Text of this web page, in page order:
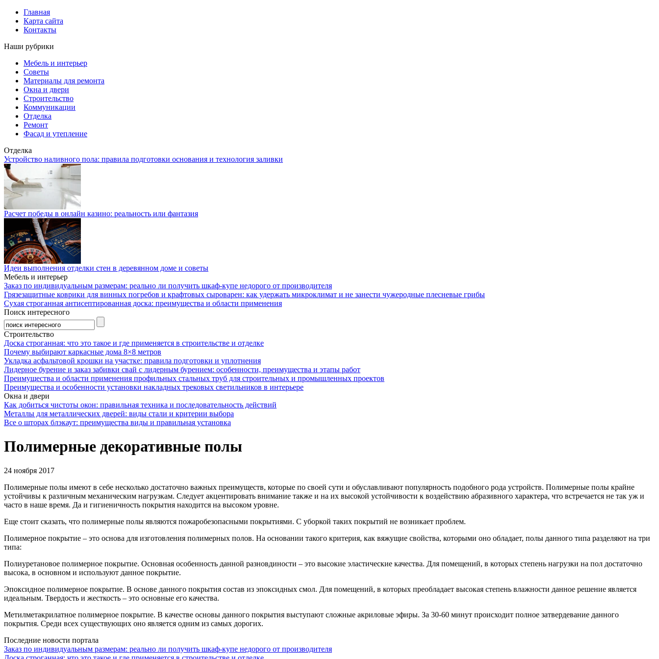
Главная
Карта сайта
Контакты
Наши рубрики
Мебель и интерьер
Советы
Материалы для ремонта
Окна и двери
Строительство
Коммуникации
Отделка
Ремонт
Фасад и утепление
Отделка
Устройство наливного пола: правила подготовки основания и технология заливки
Расчет победы в онлайн казино: реальность или фантазия
Идеи выполнения отделки стен в деревянном доме и советы
Мебель и интерьер
Заказ по индивидуальным размерам: реально ли получить шкаф-купе недорого от производителя
Грязезащитные коврики для винных погребов и крафтовых сыроварен: как удержать микроклимат и не занести чужеродные плесневые грибы
Сухая строганная антисептированная доска: преимущества и области применения
Поиск интересного
Строительство
Доска строганная: что это такое и где применяется в строительстве и отделке
Почему выбирают каркасные дома 8×8 метров
Укладка асфальтовой крошки на участке: правила подготовки и уплотнения
Лидерное бурение и заказ забивки свай с лидерным бурением: особенности, преимущества и этапы работ
Преимущества и области применения профильных стальных труб для строительных и промышленных проектов
Преимущества и особенности установки накладных трековых светильников в интерьере
Окна и двери
Как добиться чистоты окон: правильная техника и последовательность действий
Металлы для металлических дверей: виды стали и критерии выбора
Все о шторах блэкаут: преимущества виды и правильная установка
Полимерные декоративные полы
24 ноября 2017
Полимерные полы имеют в себе несколько достаточно важных преимуществ, которые по своей сути и обуславливают популярность подобного рода устройств. Полимерные полы крайне
устойчивы к различным механическим нагрузкам. Следует акцентировать внимание также и на их высокой устойчивости к воздействию абразивного характера, что встречается не так уж и
часто в наше время. Да и гигиеничность покрытия находится на высоком уровне.
Еще стоит сказать, что полимерные полы являются пожаробезопасными покрытиями. С уборкой таких покрытий не возникает проблем.
Полимерное покрытие – это основа для изготовления полимерных полов. На основании такого критерия, как вяжущие свойства, которыми оно обладает, полы данного типа разделяют на три
типа:
Полиуретановое полимерное покрытие. Основная особенность данной разновдиности – это высокие эластические качества. Для помещений, в которых степень нагрузки на пол достаточно
высока, в основном и используют данное покрытие.
Эпоксидное полимерное покрытие. В основе данного покрытия состав из эпоксидных смол. Для помещений, в которых преобладает высокая степень влажности данное решение является
идеальным. Твердость и жесткость – это основные его качества.
Метилметакрилатное полимерное покрытие. В качестве основы данного покрытия выступают сложные акриловые эфиры. За 30-60 минут происходит полное затвердевание данного
покрытия. Среди всех существующих оно является одним из самых дорогих.
Последние новости портала
Заказ по индивидуальным размерам: реально ли получить шкаф-купе недорого от производителя